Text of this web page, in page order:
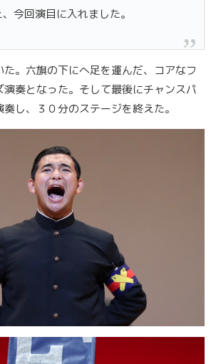
今回演目に入れました。
た。六旗の下にへ足を運んだ、コアなフ
演奏となった。そして最後にチャンスパ
し、３０分のステージを終えた。